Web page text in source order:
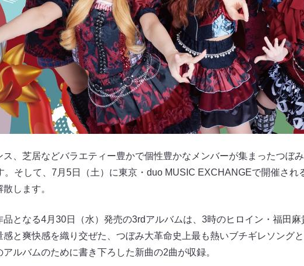
ス、芝居などバラエティー豊かで個性豊かなメンバーが集まったつぼ
。そして、7月5日（土）に東京・duo MUSIC EXCHANGEで開催され
します。
品となる4月30日（水）発売の3rdアルバムは、3時のヒロイン・福田
感と爽快感を織り交ぜた、つぼみ大革命史上最も熱いブチギレソング
ルバムのために書き下ろした新曲の2曲が収録。